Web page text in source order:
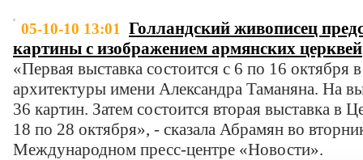
05-10-10 13:01
Голландский живописец
картины с изображением армянских церквей
«Первая выставка состоится с 6 по 16 октября
архитектуры имени Александра Таманяна. На
36 картин. Затем состоится вторая выставка в
18 по 28 октября», - сказала Абрамян во
Международном пресс-центре «Новости».